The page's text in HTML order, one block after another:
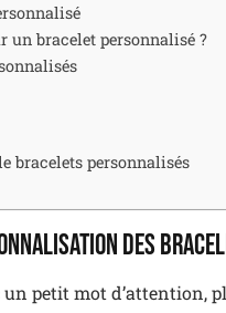
bracelet personnalisé ?
bracelets personnalisés
des
petit mot d’attention,